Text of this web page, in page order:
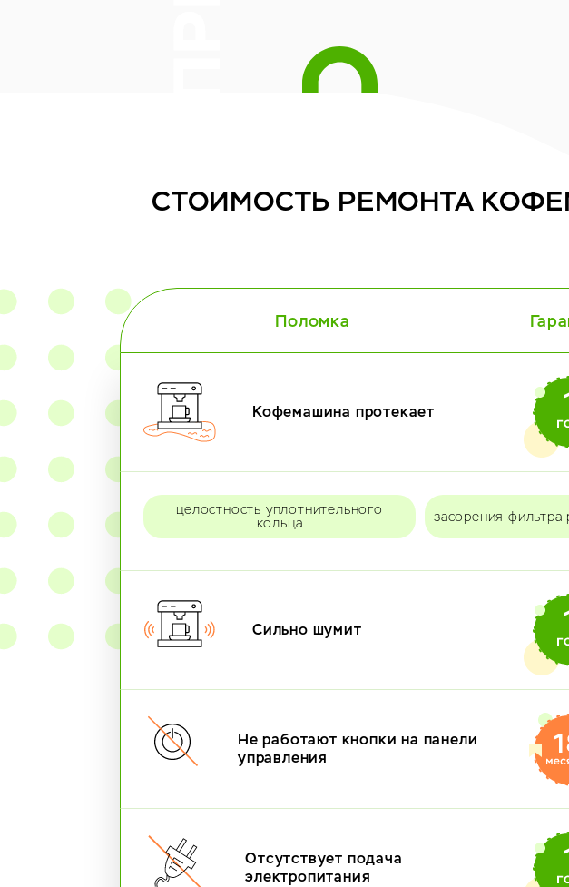
СТОИМОСТЬ РЕМОНТА
Поломка
Кофемашина протекает
целостность уплотнительного
кольца
засорения фильтра
Сильно шумит
Не работают кнопки на панели
управления
Отсутствует подача
электропитания